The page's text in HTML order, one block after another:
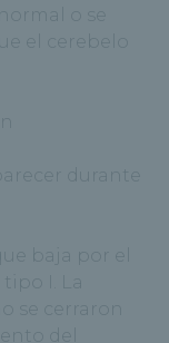
o se
el cerebelo
durante
baja por el
I. La
se cerraron
del